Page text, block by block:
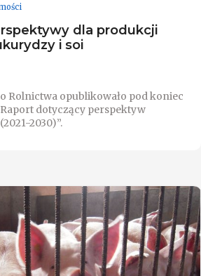
dla produkcji
i soi
Rolnictwa opublikowało pod koniec
dotyczący perspektyw
2030)”.